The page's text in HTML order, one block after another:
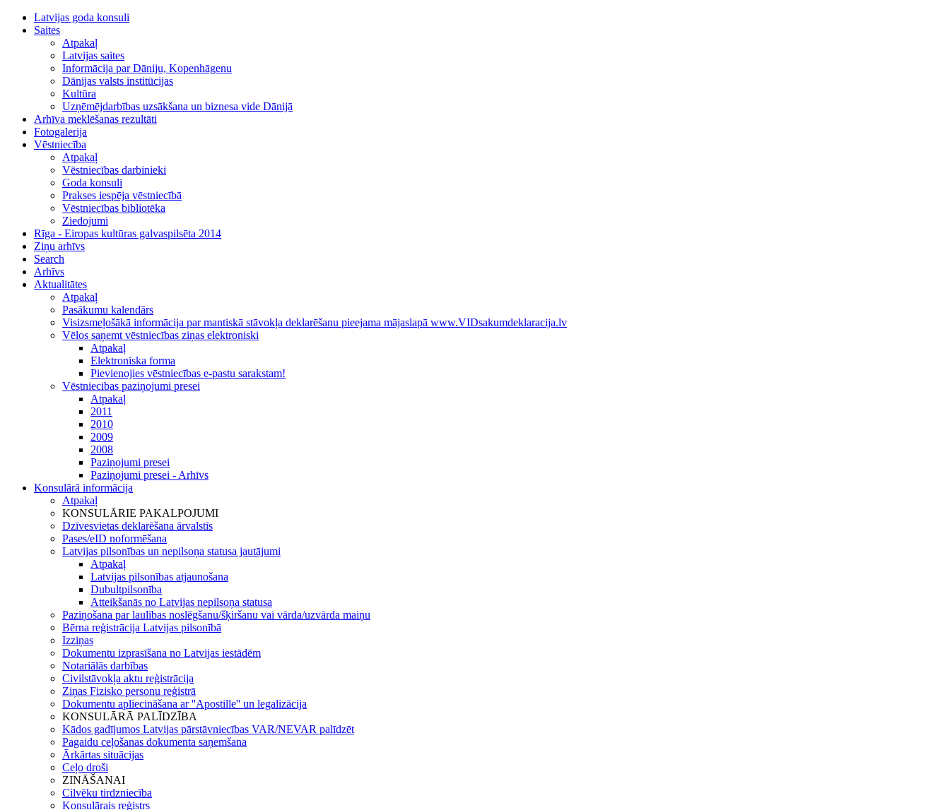
Latvijas goda konsuli
Saites
Atpakaļ
Latvijas saites
Informācija par Dāniju, Kopenhāgenu
Dānijas valsts institūcijas
Kultūra
Uzņēmējdarbības uzsākšana un biznesa vide Dānijā
Arhīva meklēšanas rezultāti
Fotogalerija
Vēstniecība
Atpakaļ
Vēstniecības darbinieki
Goda konsuli
Prakses iespēja vēstniecībā
Vēstniecības bibliotēka
Ziedojumi
Rīga - Eiropas kultūras galvaspilsēta 2014
Ziņu arhīvs
Search
Arhīvs
Aktualitātes
Atpakaļ
Pasākumu kalendārs
Visizsmeļošākā informācija par mantiskā stāvokļa deklarēšanu pieejama mājaslapā www.VIDsakumdeklaracija.lv
Vēlos saņemt vēstniecības ziņas elektroniski
Atpakaļ
Elektroniska forma
Pievienojies vēstniecības e-pastu sarakstam!
Vēstniecibas paziņojumi presei
Atpakaļ
2011
2010
2009
2008
Paziņojumi presei
Paziņojumi presei - Arhīvs
Konsulārā informācija
Atpakaļ
KONSULĀRIE PAKALPOJUMI
Dzīvesvietas deklarēšana ārvalstīs
Pases/eID noformēšana
Latvijas pilsonības un nepilsoņa statusa jautājumi
Atpakaļ
Latvijas pilsonības atjaunošana
Dubultpilsonība
Atteikšanās no Latvijas nepilsoņa statusa
Paziņošana par laulības noslēgšanu/šķiršanu vai vārda/uzvārda maiņu
Bērna reģistrācija Latvijas pilsonībā
Izziņas
Dokumentu izprasīšana no Latvijas iestādēm
Notariālās darbības
Civilstāvokļa aktu reģistrācija
Ziņas Fizisko personu reģistrā
Dokumentu apliecināšana ar ''Apostille'' un legalizācija
KONSULĀRĀ PALĪDZĪBA
Kādos gadījumos Latvijas pārstāvniecības VAR/NEVAR palīdzēt
Pagaidu ceļošanas dokumenta saņemšana
Ārkārtas situācijas
Ceļo droši
ZINĀŠANAI
Cilvēku tirdzniecība
Konsulārais reģistrs